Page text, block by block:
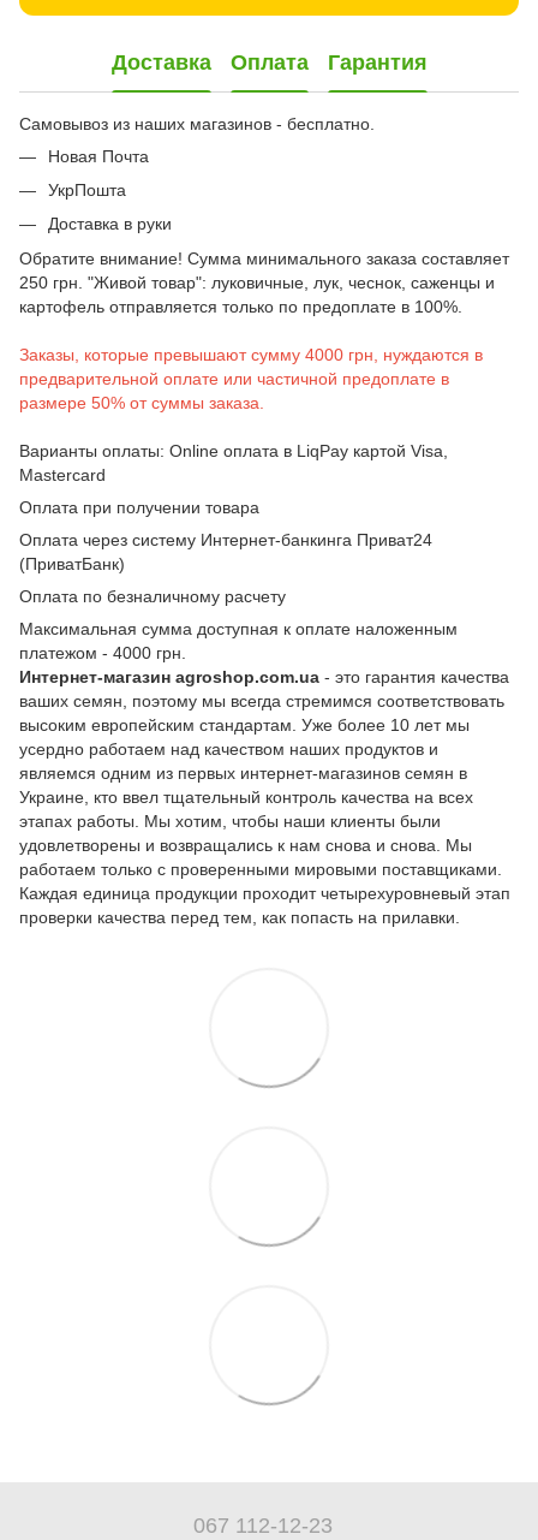
Доставка Оплата Гарантия
Самовывоз из наших магазинов - бесплатно.
Новая Почта
УкрПошта
Доставка в руки
Обратите внимание! Сумма минимального заказа составляет
250 грн. "Живой товар": луковичные, лук, чеснок, саженцы и
картофель отправляется только по предоплате в 100%.
Заказы, которые превышают сумму 4000 грн, нуждаются в
предварительной оплате или частичной предоплате в
размере 50% от суммы заказа.
Варианты оплаты: Online оплата в LiqPay картой Visa,
Mastercard
Оплата при получении товара
Оплата через систему Интернет-банкинга Приват24
(ПриватБанк)
Оплата по безналичному расчету
Максимальная сумма доступная к оплате наложенным
платежом - 4000 грн.
Интернет-магазин agroshop.com.ua - это гарантия качества
ваших семян, поэтому мы всегда стремимся соответствовать
высоким европейским стандартам. Уже более 10 лет мы
усердно работаем над качеством наших продуктов и
являемся одним из первых интернет-магазинов семян в
Украине, кто ввел тщательный контроль качества на всех
этапах работы. Мы хотим, чтобы наши клиенты были
удовлетворены и возвращались к нам снова и снова. Мы
работаем только с проверенными мировыми поставщиками.
Каждая единица продукции проходит четырехуровневый этап
проверки качества перед тем, как попасть на прилавки.
067 112-12-23